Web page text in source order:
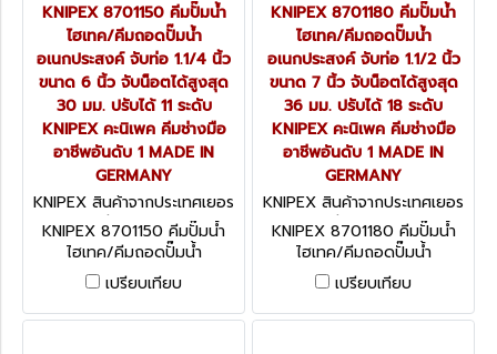
KNIPEX 8701150 คีมปั๊มน้ำ
ไฮเทค/คีมถอดปั๊มน้ำ
อเนกประสงค์ จับท่อ 1.1/4 นิ้ว
ขนาด 6 นิ้ว จับน็อตได้สูงสุด
30 มม. ปรับได้ 11 ระดับ
KNIPEX คะนิเพค คีมช่างมือ
อาชีพอันดับ 1 MADE IN
GERMANY
KNIPEX สินค้าจากประเทศเยอร
มนี 8701150
KNIPEX 8701150 คีมปั๊มน้ำ
ไฮเทค/คีมถอดปั๊มน้ำ
อเนกประสงค์ จับท่อ 1.1/4 นิ้ว
ขนาด 6 นิ้ว จับน็อตได้สูงสุด
30 มม. ปรับได้ 11 ระดับ
เปรียบเทียบ
KNIPEX 8701180 คีมปั๊มน้ำ
ไฮเทค/คีมถอดปั๊มน้ำ
อเนกประสงค์ จับท่อ 1.1/2 นิ้ว
ขนาด 7 นิ้ว จับน็อตได้สูงสุด
36 มม. ปรับได้ 18 ระดับ
KNIPEX คะนิเพค คีมช่างมือ
อาชีพอันดับ 1 MADE IN
GERMANY
KNIPEX สินค้าจากประเทศเยอร
มนี 8701180
KNIPEX 8701180 คีมปั๊มน้ำ
ไฮเทค/คีมถอดปั๊มน้ำ
อเนกประสงค์ จับท่อ 1.1/2 นิ้ว
ขนาด 7 นิ้ว จับน็อตได้สูงสุด
36 มม. ปรับได้ 18 ระดับ
เปรียบเทียบ